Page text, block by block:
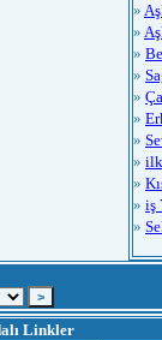
»
»
»
»
»
»
»
» ilk
»
» iş
»
Linkler